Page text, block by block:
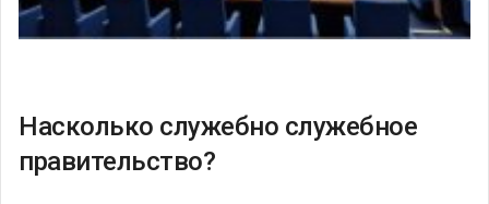
Насколько служебно служебное
правительство?